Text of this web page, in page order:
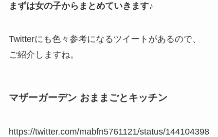
まずは女の子からまとめていきます♪
Twitterにも色々参考になるツイートがあるので、
ご紹介しますね。
マザーガーデン おままごとキッチン
https://twitter.com/mabfn5761121/status/144104398